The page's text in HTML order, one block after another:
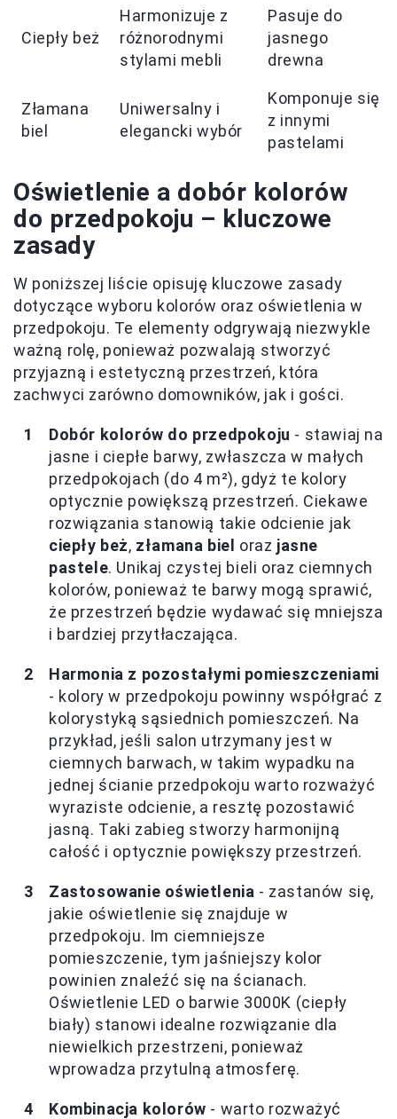
Ciepły beż
Harmonizuje z
różnorodnymi
stylami mebli
Pasuje do
jasnego
drewna
Złamana
biel
Uniwersalny i
elegancki wybór
Komponuje się
z innymi
pastelami
Oświetlenie a dobór kolorów
do przedpokoju – kluczowe
zasady
W poniższej liście opisuję kluczowe zasady
dotyczące wyboru kolorów oraz oświetlenia w
przedpokoju. Te elementy odgrywają niezwykle
ważną rolę, ponieważ pozwalają stworzyć
przyjazną i estetyczną przestrzeń, która
zachwyci zarówno domowników, jak i gości.
Dobór kolorów do przedpokoju - stawiaj na
jasne i ciepłe barwy, zwłaszcza w małych
przedpokojach (do 4 m²), gdyż te kolory
optycznie powiększą przestrzeń. Ciekawe
rozwiązania stanowią takie odcienie jak
ciepły beż, złamana biel oraz jasne
pastele. Unikaj czystej bieli oraz ciemnych
kolorów, ponieważ te barwy mogą sprawić,
że przestrzeń będzie wydawać się mniejsza
i bardziej przytłaczająca.
Harmonia z pozostałymi pomieszczeniami
- kolory w przedpokoju powinny współgrać z
kolorystyką sąsiednich pomieszczeń. Na
przykład, jeśli salon utrzymany jest w
ciemnych barwach, w takim wypadku na
jednej ścianie przedpokoju warto rozważyć
wyraziste odcienie, a resztę pozostawić
jasną. Taki zabieg stworzy harmonijną
całość i optycznie powiększy przestrzeń.
Zastosowanie oświetlenia - zastanów się,
jakie oświetlenie się znajduje w
przedpokoju. Im ciemniejsze
pomieszczenie, tym jaśniejszy kolor
powinien znaleźć się na ścianach.
Oświetlenie LED o barwie 3000K (ciepły
biały) stanowi idealne rozwiązanie dla
niewielkich przestrzeni, ponieważ
wprowadza przytulną atmosferę.
Kombinacja kolorów - warto rozważyć